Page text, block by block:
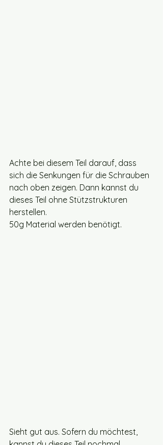
Achte bei diesem Teil darauf, dass
sich die Senkungen für die Schrauben
nach oben zeigen. Dann kannst du
dieses Teil ohne Stützstrukturen
herstellen.
50g Material werden benötigt.
Sieht gut aus. Sofern du möchtest,